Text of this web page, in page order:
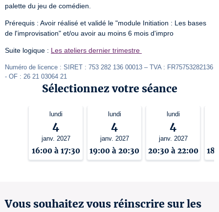
palette du jeu de comédien.
Prérequis : Avoir réalisé et validé le "module Initiation : Les bases
de l'improvisation" et/ou avoir au moins 6 mois d'impro
Suite logique : Les ateliers dernier trimestre
Numéro de licence : SIRET : 753 282 136 00013 – TVA : FR75753282136
- OF : 26 21 03064 21
Sélectionnez votre séance
lundi
4
janv. 2027
16:00 à 17:30
lundi
4
janv. 2027
19:00 à 20:30
lundi
4
janv. 2027
20:30 à 22:00
Vous souhaitez vous réinscrire sur les